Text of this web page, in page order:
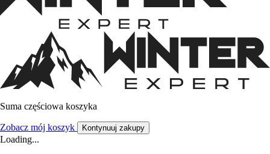
Suma częściowa koszyka
Zobacz mój koszyk Kontynuuj zakupy
Loading...